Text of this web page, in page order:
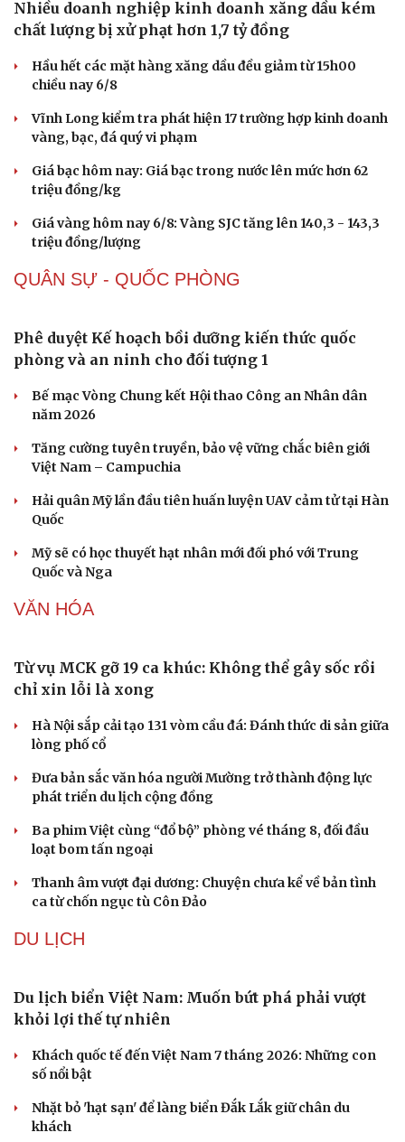
Sức khỏe
Cây thuốc
Sản phụ khoa
Nhi khoa
Nam khoa
Làm đẹp - giảm cân
Phòng mạch online
Ăn sạch sống khỏe
Blog
Nhiều doanh nghiệp kinh doanh xăng dầu kém
chất lượng bị xử phạt hơn 1,7 tỷ đồng
chiều nay 6/8
vàng, bạc, đá quý vi phạm
Giá bạc hôm nay: Giá bạc trong nước lên mức hơn 62
Giá vàng hôm nay 6/8: Vàng SJC tăng lên 140,3 - 143,3
QUÂN SỰ - QUỐC PHÒNG
Phê duyệt Kế hoạch bồi dưỡng kiến thức quốc
phòng và an ninh cho đối tượng 1
Bế mạc Vòng Chung kết Hội thao Công an Nhân dân
năm 2026
Tăng cường tuyên truyền, bảo vệ vững chắc biên giới
Việt Nam – Campuchia
Hải quân Mỹ lần đầu tiên huấn luyện UAV cảm tử tại Hàn
Quốc
Mỹ sẽ có học thuyết hạt nhân mới đối phó với Trung
VĂN HÓA
Từ vụ MCK gỡ 19 ca khúc: Không thể gây sốc rồi
chỉ xin lỗi là xong
Hà Nội sắp cải tạo 131 vòm cầu đá: Đánh thức di sản giữa
lòng phố cổ